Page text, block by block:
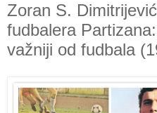
Zoran S.
fudbalera
važniji od fudbala